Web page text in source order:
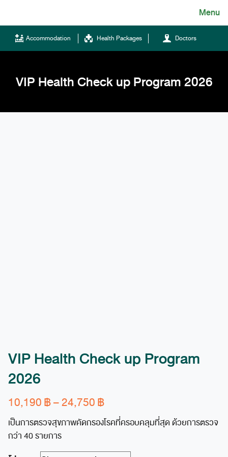
content
Menu
ไทย
English
Accommodation Health Packages Doctors
VIP Health Check up Program 2026
VIP Health Check up Program
2026
10,190฿–24,750฿Price
range:
10,190 ฿
24,750 ฿
เป็นการตรวจสุขภาพคัดกรองโรคที่ครอบคลุมที่สุด ด้วยการตรวจ
กว่า 40 รายการ